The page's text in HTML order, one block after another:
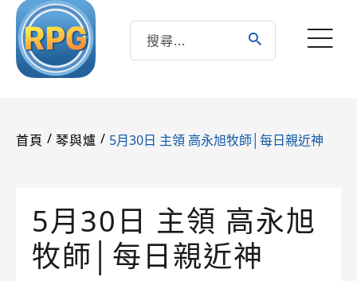
首頁 / 琴與爐 / 5月30日 主領 高永旭牧師│每日親近神
5月30日 主領 高永旭
牧師│每日親近神